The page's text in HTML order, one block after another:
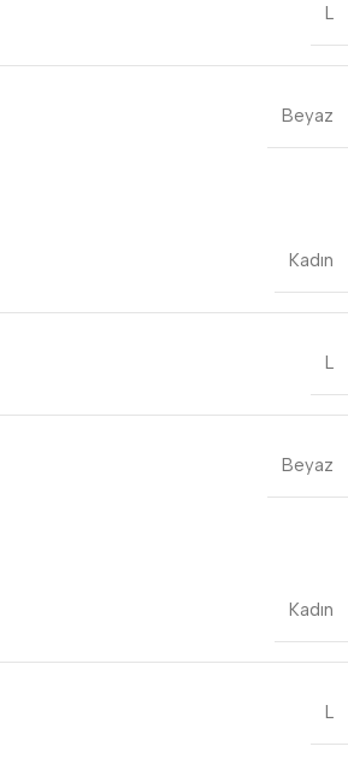
L
Beyaz
Kadın
L
Beyaz
Kadın
L